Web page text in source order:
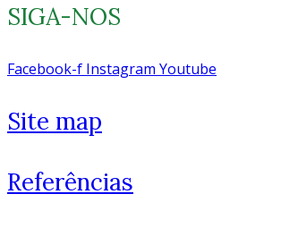
SIGA-NOS
Facebook-f Instagram Youtube
Site map
Referências